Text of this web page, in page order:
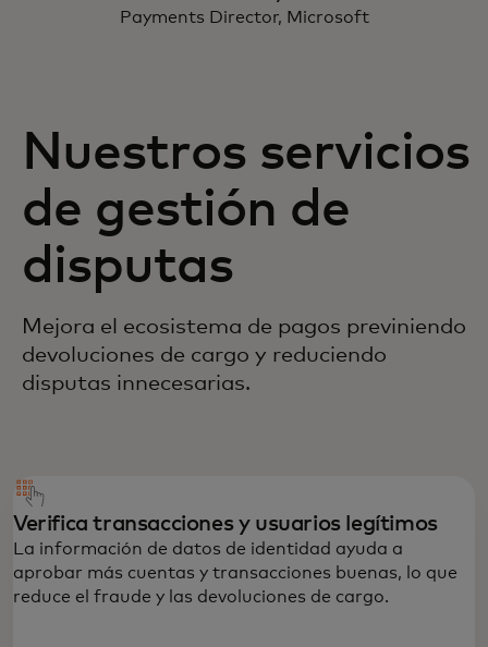
Payments Director, Microsoft
Nuestros servicios
de gestión de
disputas
Mejora el ecosistema de pagos previniendo
devoluciones de cargo y reduciendo
disputas innecesarias.
Verifica transacciones y usuarios legítimos
La información de datos de identidad ayuda a
aprobar más cuentas y transacciones buenas, lo que
reduce el fraude y las devoluciones de cargo.